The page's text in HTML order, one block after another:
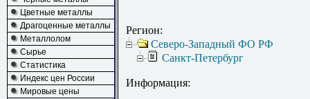
Цветные металлы
Драгоценные металлы
Металлолом
Сырье
Статистика
Индекс цен России
Мировые цены
Регион:
Северо-Западный ФО РФ
Санкт-Петербург
Информация: